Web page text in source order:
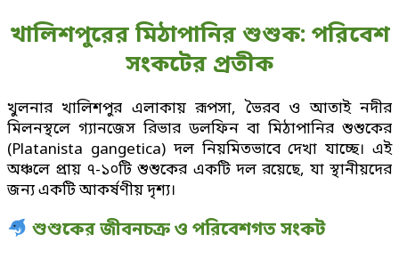
খালিশপুরের মিঠাপানির শুশুক: পরিবেশ
সংকটের প্রতীক
খুলনার খালিশপুর এলাকায় রূপসা, ভৈরব ও আতাই নদীর
মিলনস্থলে গ্যানজেস রিভার ডলফিন বা মিঠাপানির শুশুকের
(Platanista gangetica) দল নিয়মিতভাবে দেখা যাচ্ছে। এই
অঞ্চলে প্রায় ৭-১০টি শুশুকের একটি দল রয়েছে, যা স্থানীয়দের
জন্য একটি আকর্ষণীয় দৃশ্য।
শুশুকের জীবনচক্র ও পরিবেশগত সংকট